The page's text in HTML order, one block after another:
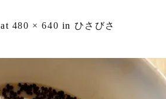
at 480 × 640 in ひさびさ